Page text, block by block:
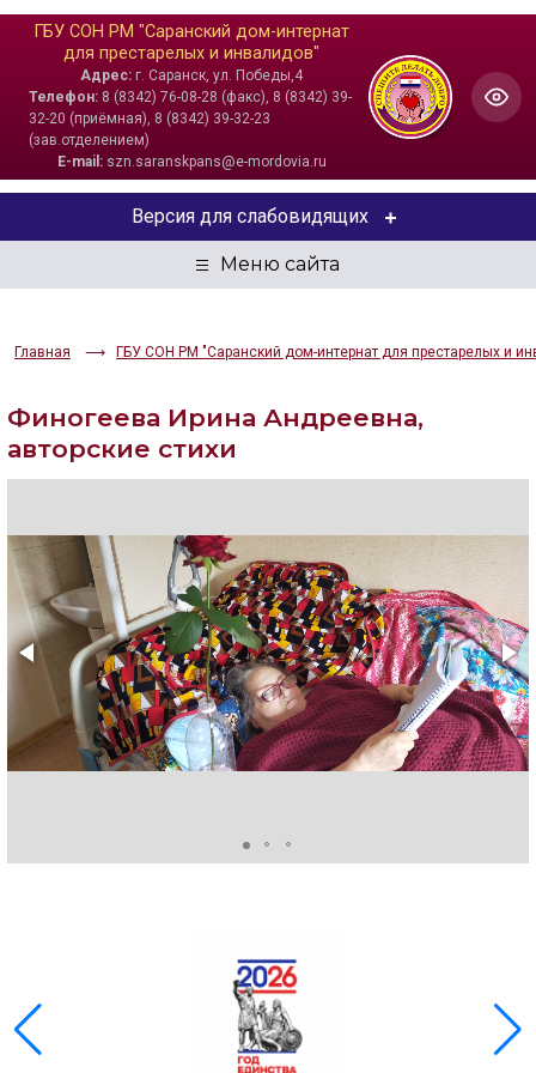
ГБУ СОН РМ "Саранский дом-интернат
для престарелых и инвалидов"
Адрес: г. Саранск, ул. Победы,4
Телефон: 8 (8342) 76-08-28 (факс), 8 (8342) 39-
32-20 (приёмная), 8 (8342) 39-32-23
(зав.отделением)
E-mail:szn.saranskpans@e-mordovia.ru
Главная ГБУ СОН РМ "Саранский дом-интернат для престарелых и
Версия для слабовидящих
ЦВЕТОВАЯ СХЕМА
Aa Aa Aa
Скрыть Ч/б
ГОЛОС
🔊 Включить озвучивание
Настройки по умолчанию
Финогеева Ирина Андреевна,
авторские стихи